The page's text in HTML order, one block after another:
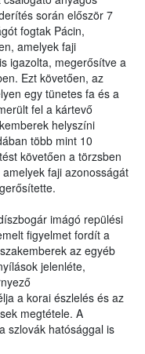
során először 7
fogtak Pácin,
amelyek faji
igazolta, megerősítve a
Ezt követően, az
egy tünetes fa és a
fel a kártevő
helyszíni
több mint 10
követően a törzsben
faji azonosságát
imágó repülési
figyelmet fordít a
az egyéb
jelenléte,
a korai észlelés és az
megtétele. A
szlovák hatósággal is